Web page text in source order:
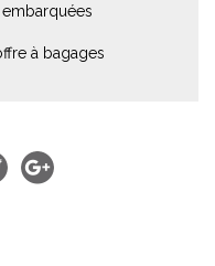
à bagages